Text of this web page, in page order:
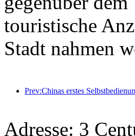
touristische
Stadt nahmen
Adresse: 3